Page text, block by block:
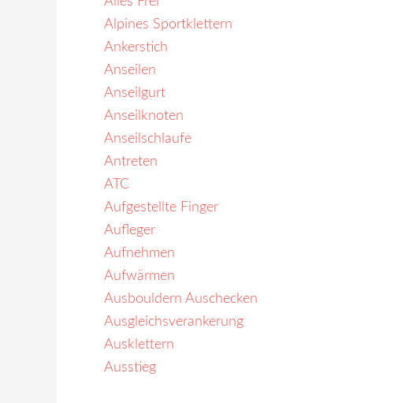
Alpines Sportklettern
Ankerstich
Anseilen
Anseilgurt
Anseilknoten
Anseilschlaufe
Antreten
ATC
Aufgestellte Finger
Aufleger
Aufnehmen
Aufwärmen
Ausbouldern Auschecken
Ausgleichsverankerung
Ausklettern
Ausstieg